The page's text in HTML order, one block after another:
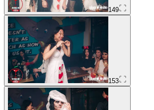
149
153